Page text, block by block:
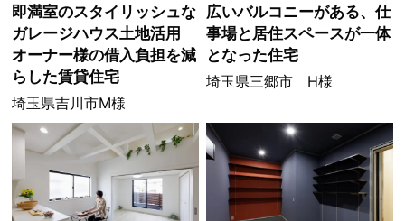
即満室のスタイリッシュな
ガレージハウス土地活用
オーナー様の借入負担を減
らした賃貸住宅
埼玉県吉川市M様
広いバルコニーがある、仕
事場と居住スペースが一体
となった住宅
埼玉県三郷市 H様